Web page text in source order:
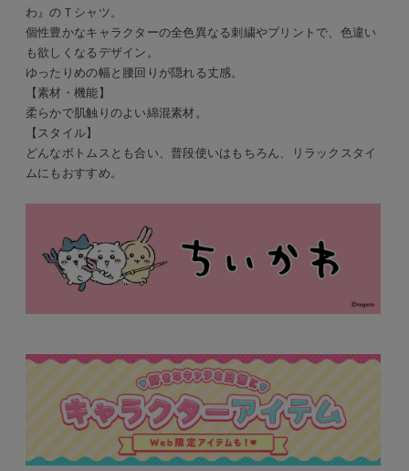
わ』のＴシャツ。
個性豊かなキャラクターの全色異なる刺繍やプリントで、色違い
も欲しくなるデザイン。
ゆったりめの幅と腰回りが隠れる丈感。
【素材・機能】
柔らかで肌触りのよい綿混素材。
【スタイル】
どんなボトムスとも合い、普段使いはもちろん、リラックスタイ
ムにもおすすめ。